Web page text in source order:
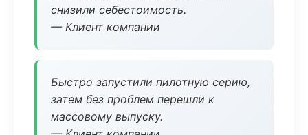
снизили себестоимость.
— Клиент компании
Быстро запустили пилотную серию,
затем без проблем перешли к
массовому выпуску.